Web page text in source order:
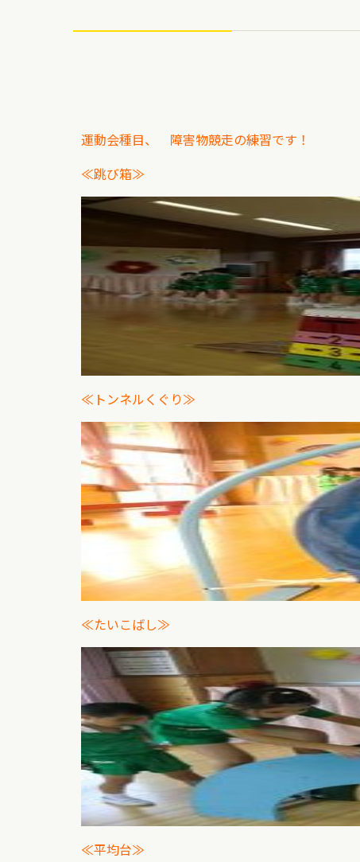
運動会種目、 障害物競走の練習です！
≪跳び箱≫
≪トンネルくぐり≫
≪たいこばし≫
≪平均台≫